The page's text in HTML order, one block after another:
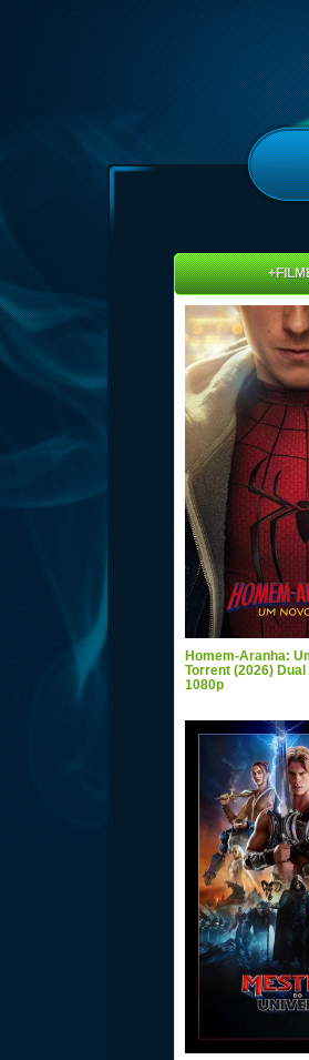
Homem-Aranha:
Torrent (2026)
1080p